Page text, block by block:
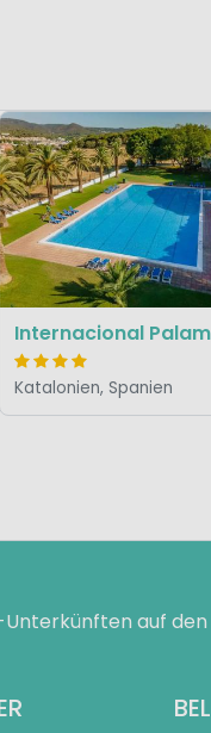
Internacional
Katalonien, Spanien
auf